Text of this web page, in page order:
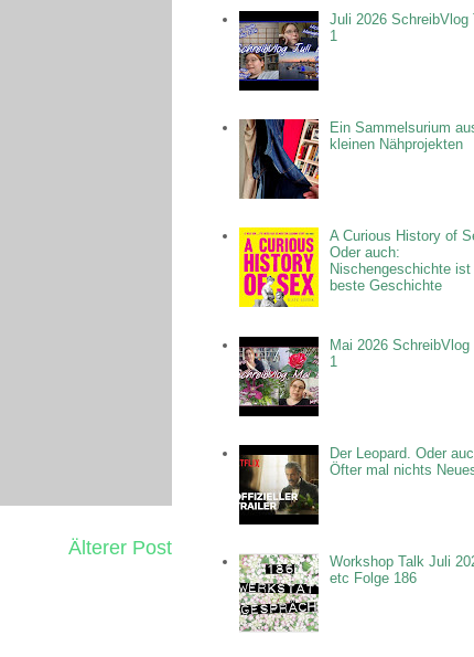
Älterer Post
Juli 2026 SchreibVlog
1
Ein Sammelsurium
kleinen Nähprojekten
A Curious History of
Oder auch:
Nischengeschichte ist
beste Geschichte
Mai 2026 SchreibVlog
1
Der Leopard. Oder
Öfter mal nichts
Workshop Talk Juli
etc Folge 186